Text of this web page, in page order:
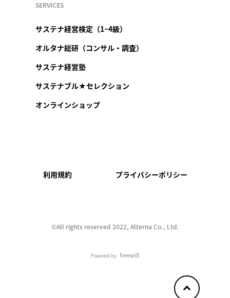
SERVICES
サステナ経営検定（1~4級）
オルタナ総研（コンサル・調査）
サステナ経営塾
サステナブル★セレクション
オンラインショップ
利用規約 プライバシーポリシー
©︎All rights reserved 2022, Alterna Co., Ltd.
Powered by freewill